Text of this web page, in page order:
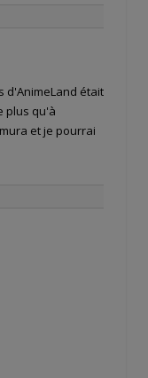
d'AnimeLand était
plus qu'à
et je pourrai